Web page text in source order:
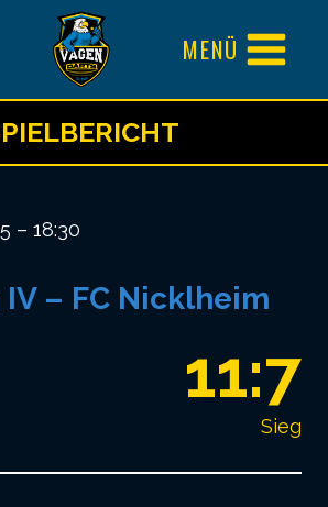
MENÜ
– 18:30
IV – FC Nicklheim
11:7
Sieg